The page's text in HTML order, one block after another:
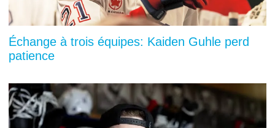
Échange à trois équipes: Kaiden Guhle perd
patience